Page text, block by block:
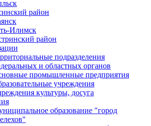
район
Илимск
район
подразделения
и областных органов
промышленные предприятия
учреждения
культуры, досуга
образование "город